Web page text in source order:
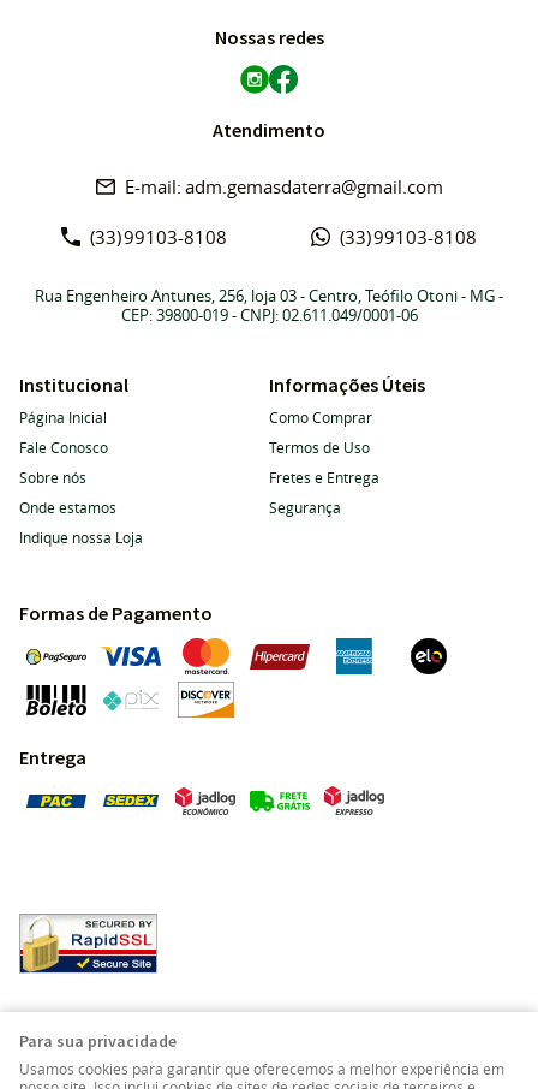
Nossas redes
Atendimento
(33)99103-8108 (33)99103-8108
adm.gemasdaterra@gmail.com
Rua Engenheiro Antunes, 256, loja 03-Centro, Teófilo Otoni- MG-
CEP: 39800-019- CNPJ: 02.611.049/0001-06
Institucional
Página Inicial
Fale Conosco
Sobre nós
Onde estamos
Indique nossa Loja
Informações Úteis
Como Comprar
Termos de Uso
Fretes e Entrega
Segurança
Formas de Pagamento
Entrega
Para sua privacidade
Usamos cookies para garantir que oferecemos a melhor experiência em